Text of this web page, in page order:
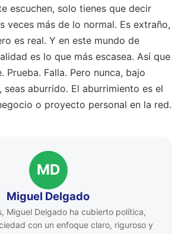
escuchen, solo tienes que decir
veces más de lo normal. Es extraño,
es real. Y en este mundo de
es lo que más escasea. Así que
Prueba. Falla. Pero nunca, bajo
seas aburrido. El aburrimiento es el
o proyecto personal en la red.
MD
Miguel Delgado
Miguel Delgado ha cubierto política,
con un enfoque claro, riguroso y